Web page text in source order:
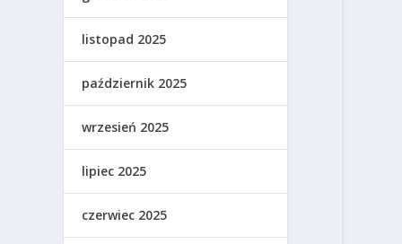
listopad 2025
październik 2025
wrzesień 2025
lipiec 2025
czerwiec 2025